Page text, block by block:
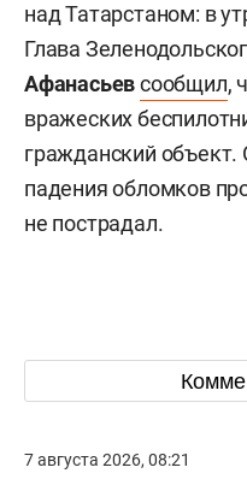
над Татарстаном: в
Глава
Афанасьевсообщил,
вражеских
гражданский объект.
падения обломков
не пострадал.
7 августа 2026, 08:21